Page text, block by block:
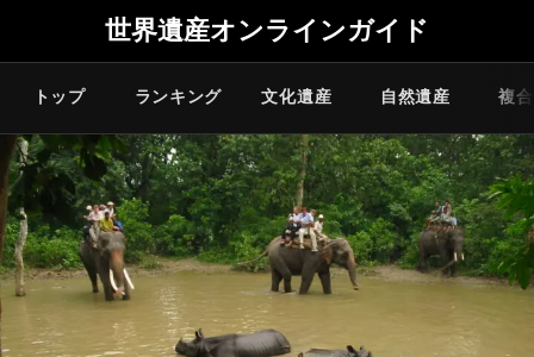
世界遺産オンラインガイド
トップ ランキング 文化遺産 自然遺産 複